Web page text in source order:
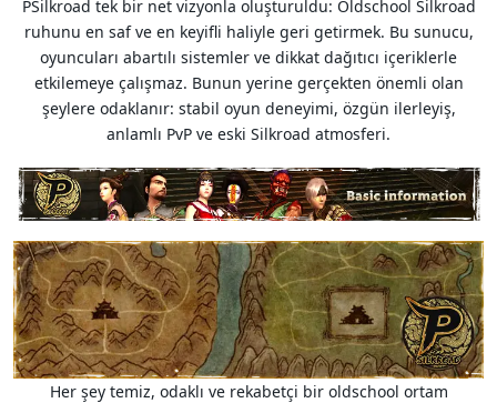
PSilkroad tek bir net vizyonla oluşturuldu: Oldschool Silkroad
ruhunu en saf ve en keyifli haliyle geri getirmek. Bu sunucu,
oyuncuları abartılı sistemler ve dikkat dağıtıcı içeriklerle
etkilemeye çalışmaz. Bunun yerine gerçekten önemli olan
şeylere odaklanır: stabil oyun deneyimi, özgün ilerleyiş,
anlamlı PvP ve eski Silkroad atmosferi.
Her şey temiz, odaklı ve rekabetçi bir oldschool ortam